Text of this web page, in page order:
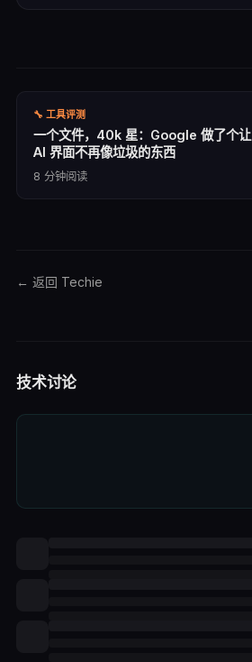
🔧 工具评测
一个文件，40k 星：Google 做了个让
AI 界面不再像垃圾的东西
8 分钟阅读
← 返回 Techie
技术讨论